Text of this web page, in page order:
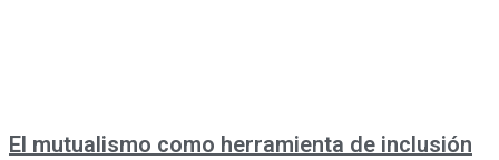
El mutualismo como herramienta de inclusión